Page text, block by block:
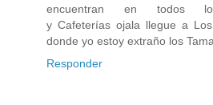
encuentran en todos los
y Cafeterías ojala llegue a
donde yo estoy extraño los
Responder